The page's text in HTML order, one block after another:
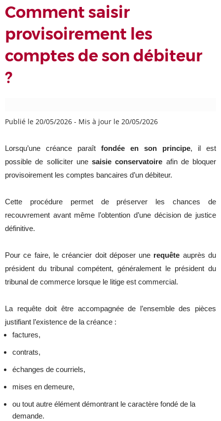
Comment saisir
provisoirement les
comptes de son débiteur
?
Publié le 20/05/2026 - Mis à jour le 20/05/2026
Lorsqu’une créance paraît fondée en son principe, il est
possible de solliciter une saisie conservatoire afin de bloquer
provisoirement les comptes bancaires d’un débiteur.
Cette procédure permet de préserver les chances de
recouvrement avant même l’obtention d’une décision de justice
définitive.
Pour ce faire, le créancier doit déposer une requête auprès du
président du tribunal compétent, généralement le président du
tribunal de commerce lorsque le litige est commercial.
La requête doit être accompagnée de l’ensemble des pièces
justifiant l’existence de la créance :
factures,
contrats,
échanges de courriels,
mises en demeure,
ou tout autre élément démontrant le caractère fondé de la
demande.